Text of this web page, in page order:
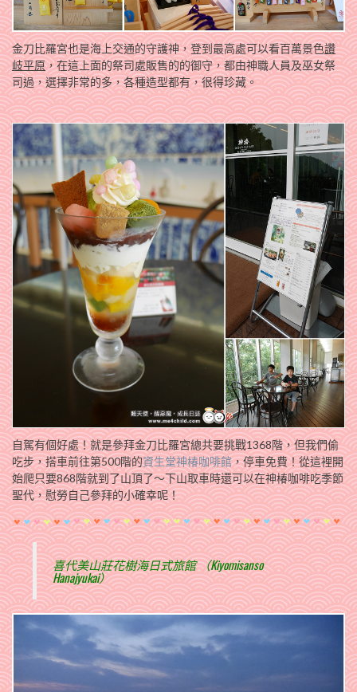
金刀比羅宮也是海上交通的守護神，登到最高處可以看百萬景色讚
岐平原，在這上面的祭司處販售的的御守，都由神職人員及巫女祭
司過，選擇非常的多，各種造型都有，很得珍藏。
自駕有個好處！就是參拜金刀比羅宮總共要挑戰1368階，但我們偷
吃步，搭車前往第500階的資生堂神椿咖啡館，停車免費！從這裡開
始爬只要868階就到了山頂了～下山取車時還可以在神椿咖啡吃季節
聖代，慰勞自己參拜的小確幸呢！
喜代美山莊花樹海日式旅館 （Kiyomisanso
Hanajyukai）